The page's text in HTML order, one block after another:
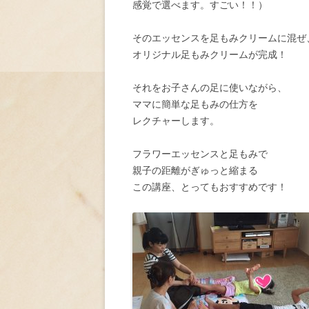
感覚で選べます。すごい！！）
そのエッセンスを足もみクリームに混ぜ
オリジナル足もみクリームが完成！
それをお子さんの足に使いながら、
ママに簡単な足もみの仕方を
レクチャーします。
フラワーエッセンスと足もみで
親子の距離がぎゅっと縮まる
この講座、とってもおすすめです！